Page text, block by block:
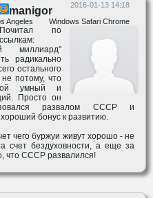
2016-01-13 14:18
Windows Safari Chrome
Angeles
manigor
Почитал по
ссылкам:
миллиард"
радикально
остального
потому, что
умный и
Просто он
развалом СССР и
бонус к развитию.
чего буржуи живут хорошо - не
счет бездуховности, а еще за
что СССР развалился!